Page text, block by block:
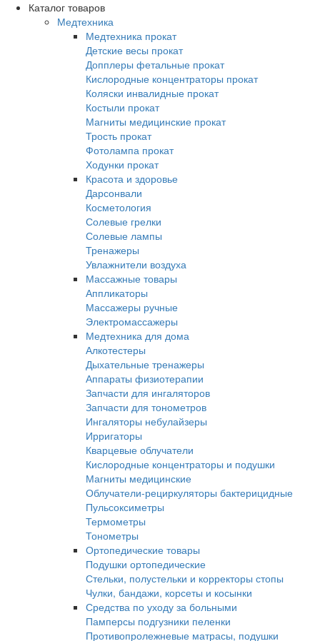
Каталог товаров
Медтехника
Медтехника прокат
Детские весы прокат
Допплеры фетальные прокат
Кислородные концентраторы прокат
Коляски инвалидные прокат
Костыли прокат
Магниты медицинские прокат
Трость прокат
Фотолампа прокат
Ходунки прокат
Красота и здоровье
Дарсонвали
Косметология
Солевые грелки
Солевые лампы
Тренажеры
Увлажнители воздуха
Массажные товары
Аппликаторы
Массажеры ручные
Электромассажеры
Медтехника для дома
Алкотестеры
Дыхательные тренажеры
Аппараты физиотерапии
Запчасти для ингаляторов
Запчасти для тонометров
Ингаляторы небулайзеры
Ирригаторы
Кварцевые облучатели
Кислородные концентраторы и подушки
Магниты медицинские
Облучатели-рециркуляторы бактерицидные
Пульсоксиметры
Термометры
Тонометры
Ортопедические товары
Подушки ортопедические
Стельки, полустельки и корректоры стопы
Чулки, бандажи, корсеты и косынки
Средства по уходу за больными
Памперсы подгузники пеленки
Противопролежневые матрасы, подушки